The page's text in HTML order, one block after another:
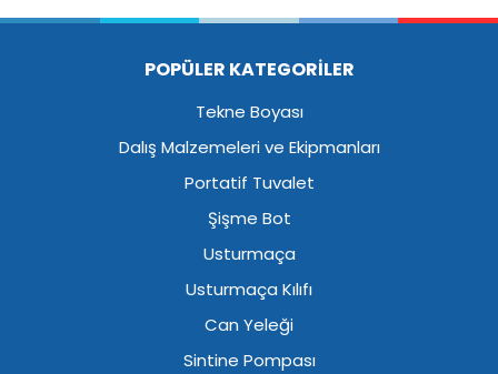
POPÜLER KATEGORİLER
Tekne Boyası
Dalış Malzemeleri ve Ekipmanları
Portatif Tuvalet
Şişme Bot
Usturmaça
Usturmaça Kılıfı
Can Yeleği
Sintine Pompası